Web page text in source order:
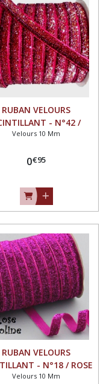
RUBAN VELOURS
- N°42 /
CUIVRE VIOLET ** 10
- Vendu au mètre
Velours 10 Mm
0€95
RUBAN VELOURS
- N°18 / ROSE
** 10 mm **
Velours 10 Mm